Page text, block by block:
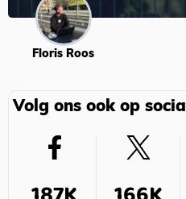
Floris Roos
Volg ons ook op social